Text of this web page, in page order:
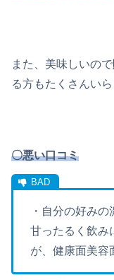
また、美味しいの
る方もたくさんいら
〇悪い口コミ
・自分の好み
甘ったるく飲み
が、健康面美容